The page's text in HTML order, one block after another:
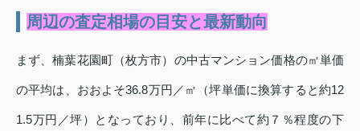
周辺の査定相場の目安と最新動向
まず、楠葉花園町（枚方市）の中古マンション価格の㎡単価
の平均は、おおよそ36.8万円／㎡（坪単価に換算すると約12
1.5万円／坪）となっており、前年に比べて約７％程度の下